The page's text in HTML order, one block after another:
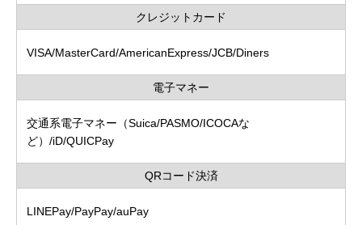
クレジットカード
VISA/MasterCard/AmericanExpress/JCB/Diners
電子マネー
交通系電子マネー（Suica/PASMO/ICOCAな
ど）/iD/QUICPay
QRコード決済
LINEPay/PayPay/auPay